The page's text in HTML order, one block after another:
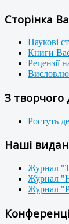
Сторінка
Наукові
Книги
Рецензії
З творчого
Ростуть
Наші
Журнал
Журнал
Журнал